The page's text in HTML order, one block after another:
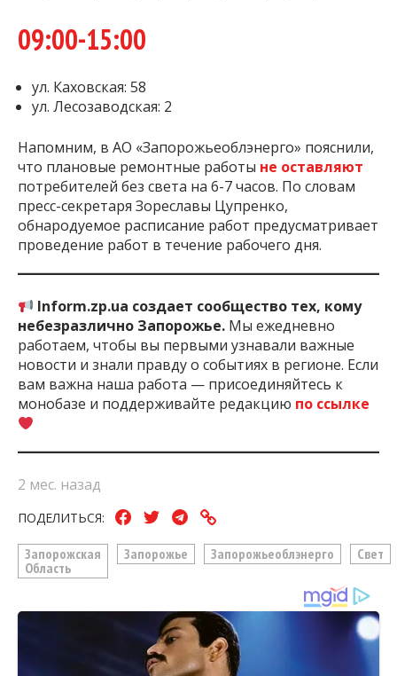
09:00-15:00
ул. Каховская: 58
ул. Лесозаводская: 2
Напомним, в АО «Запорожьеоблэнерго» пояснили,
что плановые ремонтные работы не оставляют
потребителей без света на 6-7 часов. По словам
пресс-секретаря Зореславы Цупренко,
обнародуемое расписание работ предусматривает
проведение работ в течение рабочего дня.
Inform.zp.ua создает сообщество тех, кому
небезразлично Запорожье. Мы ежедневно
работаем, чтобы вы первыми узнавали важные
новости и знали правду о событиях в регионе. Если
вам важна наша работа — присоединяйтесь к
монобазе и поддерживайте редакцию по ссылке
2 мес. назад
ПОДЕЛИТЬСЯ:
Запорожская
Область
Запорожье Запорожьеоблэнерго Свет